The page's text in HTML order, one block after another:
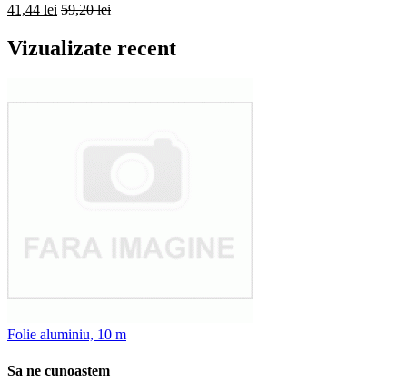
41,44 lei 59,20 lei
Vizualizate recent
Folie aluminiu, 10 m
Sa ne cunoastem